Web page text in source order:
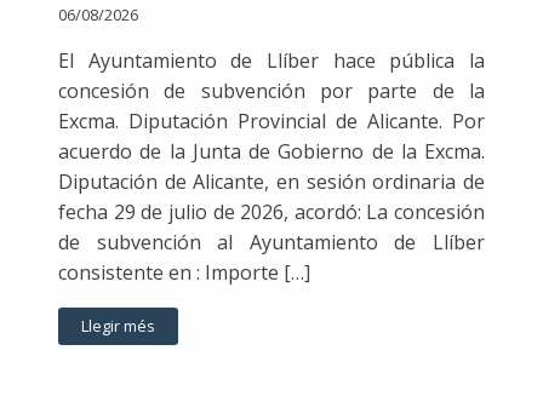
06/08/2026
El Ayuntamiento de Llíber hace pública la
concesión de subvención por parte de la
Excma. Diputación Provincial de Alicante. Por
acuerdo de la Junta de Gobierno de la Excma.
Diputación de Alicante, en sesión ordinaria de
fecha 29 de julio de 2026, acordó: La concesión
de subvención al Ayuntamiento de Llíber
consistente en : Importe […]
Llegir més